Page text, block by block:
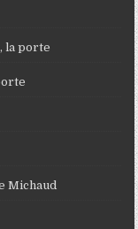
la porte
Michaud